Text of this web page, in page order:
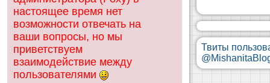
настоящее время нет
возможности отвечать на
ваши вопросы, но мы
приветствуем
взаимодействие между
пользователями
Твиты